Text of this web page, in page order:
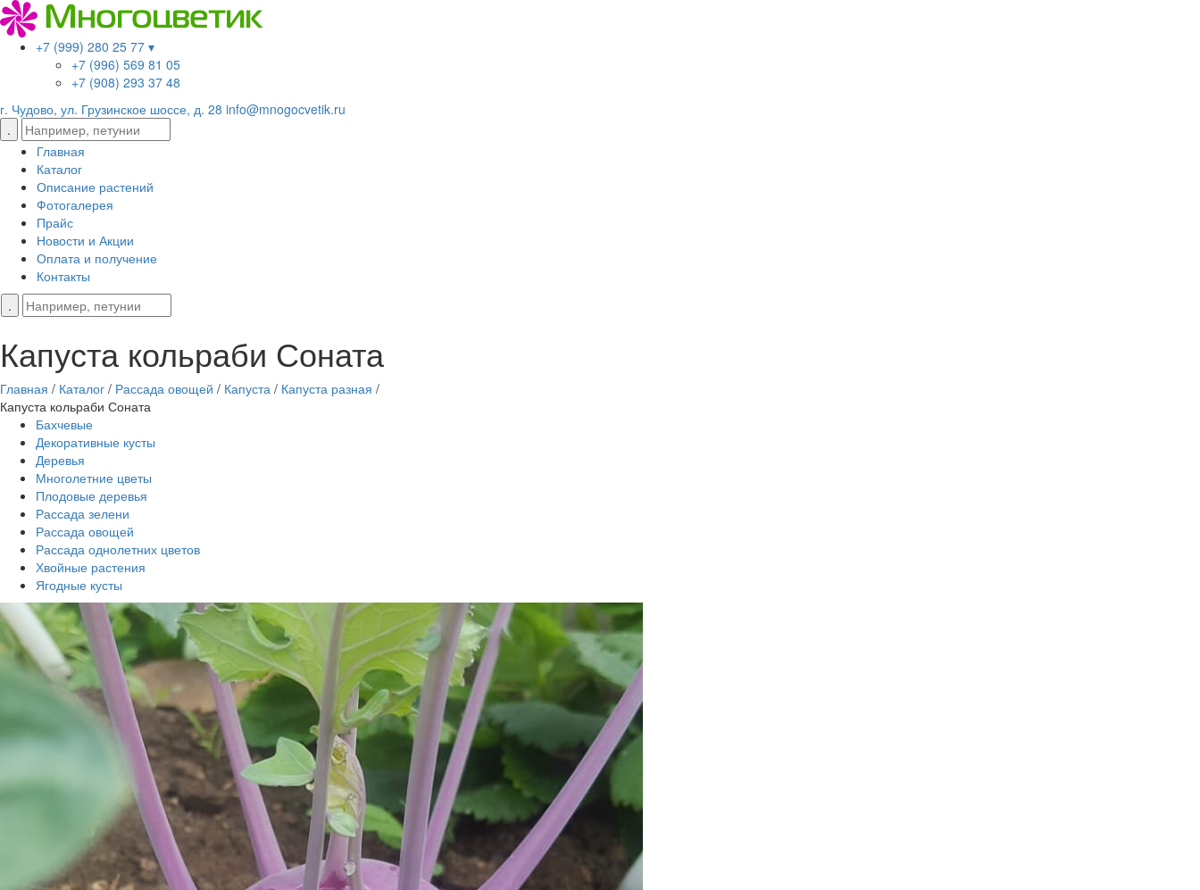
+7 (999) 280 25 77 ▾
+7 (996) 569 81 05
+7 (908) 293 37 48
г. Чудово, ул. Грузинское шоссе, д. 28 info@mnogocvetik.ru
Главная
Каталог
Описание растений
Фотогалерея
Прайс
Новости и Акции
Оплата и получение
Контакты
Капуста кольраби Соната
Главная / Каталог / Рассада овощей / Капуста / Капуста разная /
Капуста кольраби Соната
Бахчевые
Декоративные кусты
Деревья
Многолетние цветы
Плодовые деревья
Рассада зелени
Рассада овощей
Рассада однолетних цветов
Хвойные растения
Ягодные кусты